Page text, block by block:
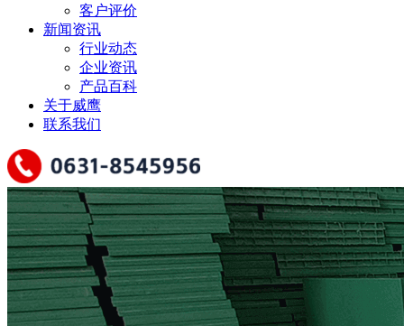
客户评价
新闻资讯
行业动态
企业资讯
产品百科
关于威鹰
联系我们